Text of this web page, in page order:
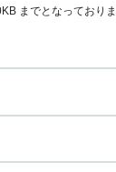
までとなっておりま